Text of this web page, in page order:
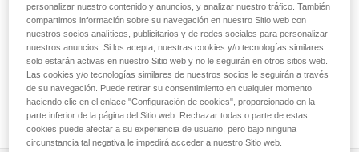
frontales DUO RL y DUO S. Robusta, también dispone de
una conexión rápida a la linterna y un indicador de energía
para saber el estado de la carga de la batería.
¿Buscas la mejor linterna frontal para tus actividades?
ACCEDER A LA AYUDA
personalizar nuestro contenido y anuncios, y analizar nuestro tráfico. También
compartimos información sobre su navegación en nuestro Sitio web con
nuestros socios analíticos, publicitarios y de redes sociales para personalizar
nuestros anuncios. Si los acepta, nuestras cookies y/o tecnologías similares
solo estarán activas en nuestro Sitio web y no le seguirán en otros sitios web.
Las cookies y/o tecnologías similares de nuestros socios le seguirán a través
de su navegación. Puede retirar su consentimiento en cualquier momento
haciendo clic en el enlace "Configuración de cookies", proporcionado en la
parte inferior de la página del Sitio web. Rechazar todas o parte de estas
cookies puede afectar a su experiencia de usuario, pero bajo ninguna
circunstancia tal negativa le impedirá acceder a nuestro Sitio web.